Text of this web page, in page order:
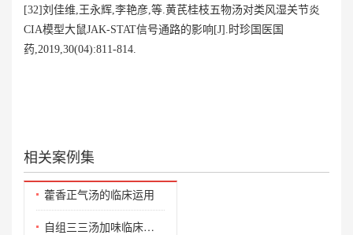
[32]刘佳维,王永辉,李艳彦,等.黄芪桂枝五物汤对类风湿关节炎
CIA模型大鼠JAK-STAT信号通路的影响[J].时珍国医国
药,2019,30(04):811-814.
相关案例集
藿香正气汤的临床运用
自组三三汤加味临床治疗小儿咳喘思辨录